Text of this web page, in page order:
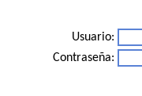
Usuario:
Contraseña: